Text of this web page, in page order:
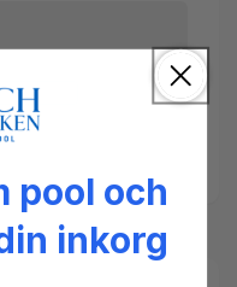
pool och
inkorg